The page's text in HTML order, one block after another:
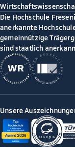
Die Hochschule
anerkannte
gemeinnützige
sind staatlich
Unsere